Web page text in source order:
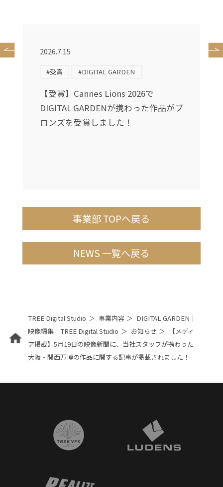
2026.7.15
#受賞 #DIGITAL GARDEN
【受賞】Cannes Lions 2026で
DIGITAL GARDENが携わった作品がブ
ロンズを受賞しました！
事業部 TOPへ戻る
NEWS 一覧へ戻る
TREE Digital Studio 事業内容
DIGITAL GARDEN｜
映像編集｜TREE Digital Studio
お知らせ
【メディ
ア掲載】5月19日の映像新聞に、当社スタッフが携わった
大阪・関西万博の作品に関する記事が掲載されました！